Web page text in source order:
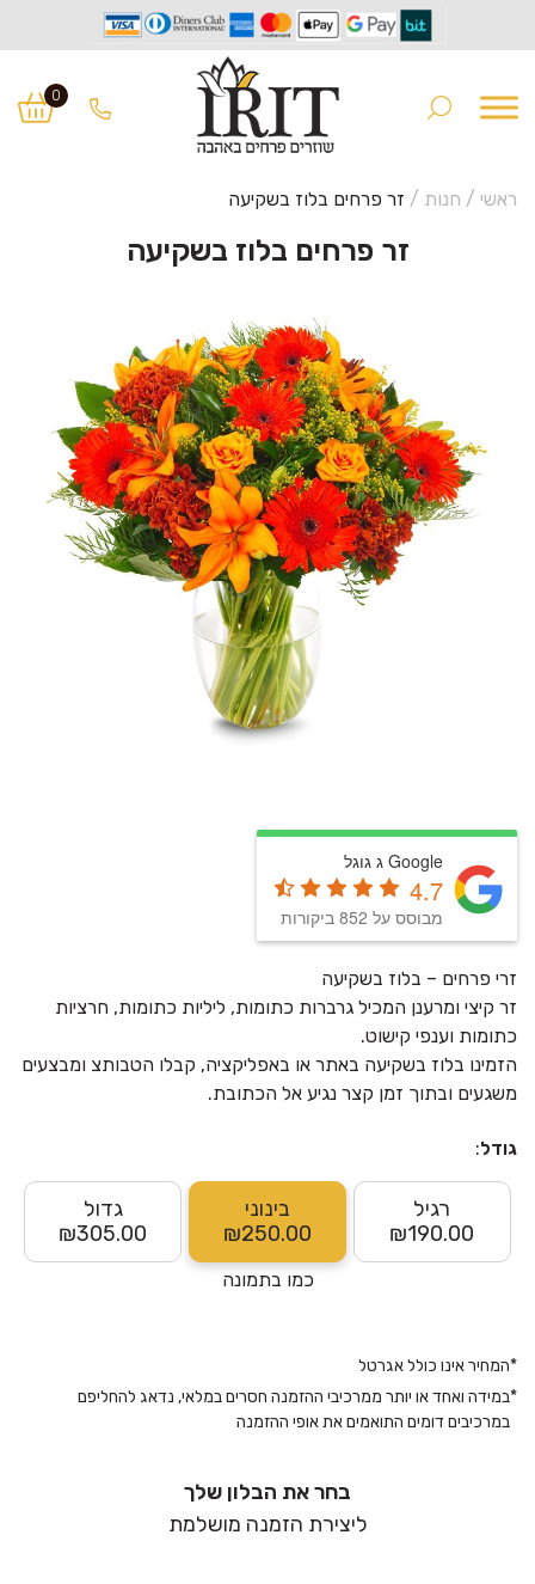
to
navigation
to
content
0
ראשי / חנות / זר פרחים בלוז בשקיעה
זר פרחים בלוז בשקיעה
Google ג גוגל
4.7
מבוסס על 852 ביקורות
זרי פרחים – בלוז בשקיעה
זר קיצי ומרענן המכיל גרברות כתומות, ליליות כתומות, חרציות
כתומות וענפי קישוט.
הזמינו בלוז בשקיעה באתר או באפליקציה, קבלו הטבותצ ומבצעים
משגעים ובתוך זמן קצר נגיע אל הכתובת.
גודל:
רגיל
₪190.00
בינוני
₪250.00
כמו בתמונה
גדול
₪305.00
*המחיר אינו כולל אגרטל
*במידה ואחד או יותר ממרכיבי ההזמנה חסרים במלאי, נדאג להחליפם
במרכיבים דומים התואמים את אופי ההזמנה
בחר את הבלון שלך
ליצירת הזמנה מושלמת